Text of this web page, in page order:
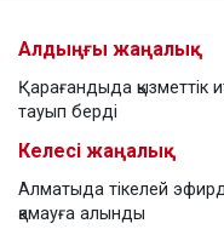
Алдыңғы жаңалық
Қарағандыда қызметтік
тауып берді
Келесі жаңалық
Алматыда тікелей
қамауға алынды